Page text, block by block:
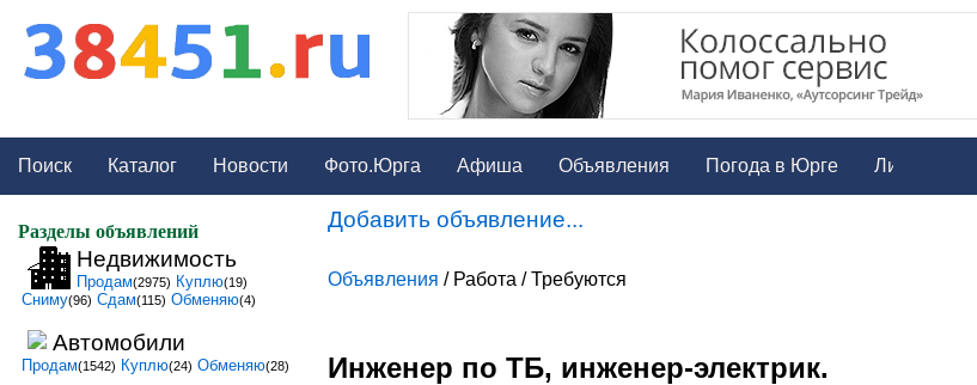
Поиск Каталог Новости Фото.Юрга Афиша Объявления Погода в Юрге
Добавить объявление...
Объявления / Работа / Требуются
Инженер по ТБ, инженер-электрик.
Разделы объявлений
Недвижимость
Продам(2975) Куплю(19)
Сниму(96) Сдам(115) Обменяю(4)
Автомобили
Продам(1542) Куплю(24) Обменяю(28)